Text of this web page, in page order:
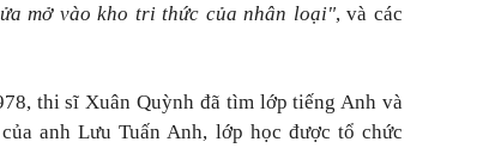
mở vào kho tri thức của nhân loại", và các
thi sĩ Xuân Quỳnh đã tìm lớp tiếng Anh và
anh Lưu Tuấn Anh, lớp học được tổ chức